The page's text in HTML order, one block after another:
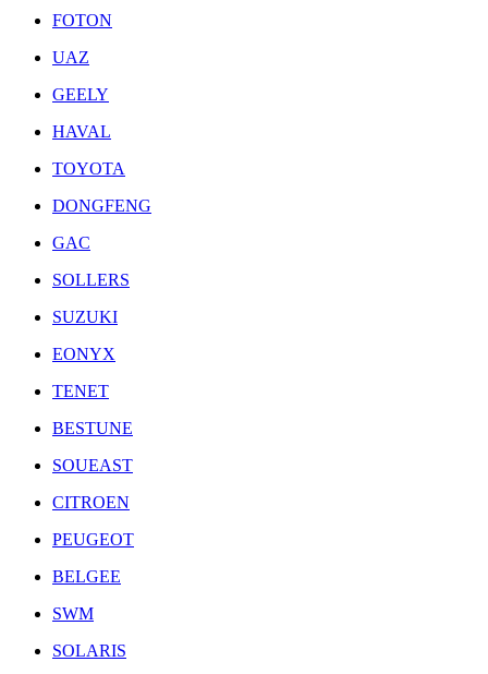
FOTON
UAZ
GEELY
HAVAL
TOYOTA
DONGFENG
GAC
SOLLERS
SUZUKI
EONYX
TENET
BESTUNE
SOUEAST
CITROEN
PEUGEOT
BELGEE
SWM
SOLARIS